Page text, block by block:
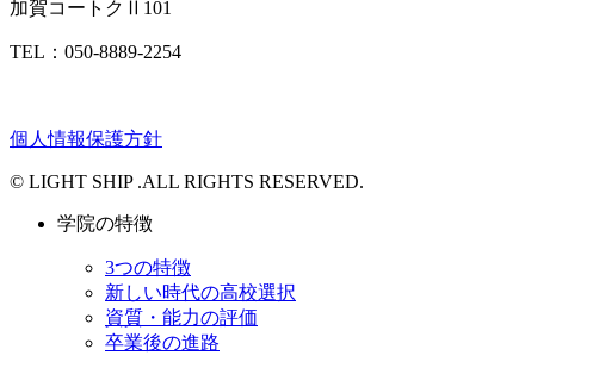
加賀コートクⅡ101
TEL：050-8889-2254
個人情報保護方針
© LIGHT SHIP .ALL RIGHTS RESERVED.
学院の特徴
3つの特徴
新しい時代の高校選択
資質・能力の評価
卒業後の進路